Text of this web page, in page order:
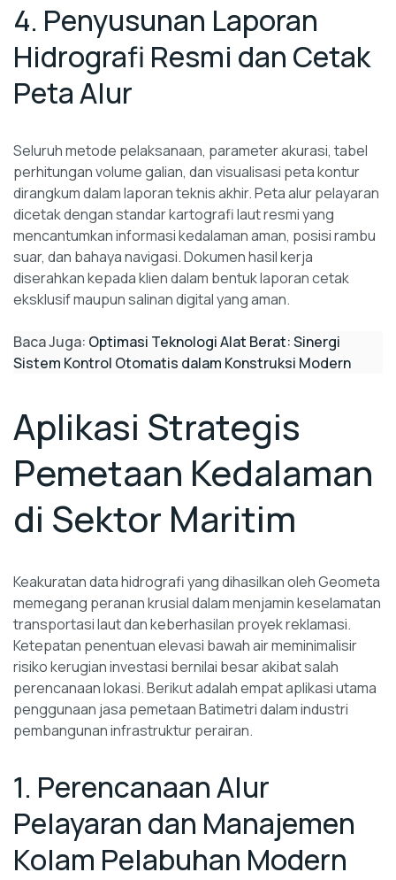
4. Penyusunan Laporan
Hidrografi Resmi dan Cetak
Peta Alur
Seluruh metode pelaksanaan, parameter akurasi, tabel
perhitungan volume galian, dan visualisasi peta kontur
dirangkum dalam laporan teknis akhir. Peta alur pelayaran
dicetak dengan standar kartografi laut resmi yang
mencantumkan informasi kedalaman aman, posisi rambu
suar, dan bahaya navigasi. Dokumen hasil kerja
diserahkan kepada klien dalam bentuk laporan cetak
eksklusif maupun salinan digital yang aman.
Baca Juga: Optimasi Teknologi Alat Berat: Sinergi
Sistem Kontrol Otomatis dalam Konstruksi Modern
Aplikasi Strategis
Pemetaan Kedalaman
di Sektor Maritim
Keakuratan data hidrografi yang dihasilkan oleh Geometa
memegang peranan krusial dalam menjamin keselamatan
transportasi laut dan keberhasilan proyek reklamasi.
Ketepatan penentuan elevasi bawah air meminimalisir
risiko kerugian investasi bernilai besar akibat salah
perencanaan lokasi. Berikut adalah empat aplikasi utama
penggunaan jasa pemetaan Batimetri dalam industri
pembangunan infrastruktur perairan.
1. Perencanaan Alur
Pelayaran dan Manajemen
Kolam Pelabuhan Modern